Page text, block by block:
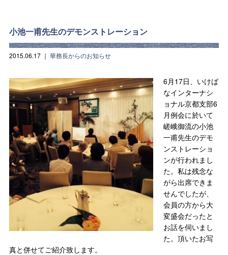
小池一甫先生のデモンストレーション
2015.06.17｜ 華務長からのお知らせ
6月17日、いけば
なインターナシ
ョナル京都支部6
月例会に於いて
嵯峨御流の小池
一甫先生のデモ
ンストレーショ
ンが行われまし
た。私は残念な
がら出席できま
せんでしたが、
会員の方から大
変盛会だったと
お話を伺いまし
た。頂いたお写
真と併せてご紹介致します。